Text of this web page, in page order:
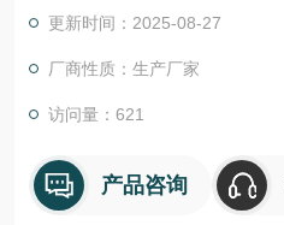
更新时间：2025-08-27
厂商性质：生产厂家
访问量：621
产品咨询